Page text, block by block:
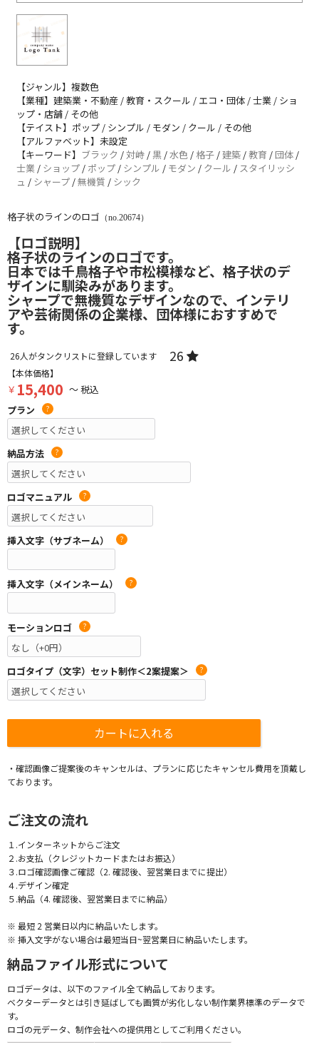
【ジャンル】複数色
【業種】建築業・不動産 / 教育・スクール / エコ・団体 / 士業 / ショ
ップ・店舗 / その他
【テイスト】ポップ / シンプル / モダン / クール / その他
【アルファベット】未設定
【キーワード】 ブラック /対峙 /黒 /水色 / 格子 /建築 / 教育 /団体 /
士業 / ショップ / ポップ / シンプル / モダン / クール / スタイリッシ
ュ / シャープ /無機質 / シック
格子状のラインのロゴ （no.20674）
【ロゴ説明】
格子状のラインのロゴです。
日本では千鳥格子や市松模様など、格子状のデ
ザインに馴染みがあります。
シャープで無機質なデザインなので、インテリ
アや芸術関係の企業様、団体様におすすめで
す。
26人がタンクリストに登録しています 26
【本体価格】
￥ 15,400 ～ 税込
プラン
?
納品方法 ?
ロゴマニュアル ?
挿入文字（サブネーム） ?
挿入文字（メインネーム） ?
モーションロゴ ?
ロゴタイプ（文字）セット制作＜2案提案＞ ?
・確認画像ご提案後のキャンセルは、プランに応じたキャンセル費用を頂戴し
ております。
ご注文の流れ
１.インターネットからご注文
２.お支払（クレジットカードまたはお振込）
３.ロゴ確認画像ご確認（2. 確認後、翌営業日までに提出）
４.デザイン確定
５.納品（4. 確認後、翌営業日までに納品）
※ 最短 2 営業日以内に納品いたします。
※ 挿入文字がない場合は最短当日~翌営業日に納品いたします。
納品ファイル形式について
ロゴデータは、以下のファイル全て納品しております。
ベクターデータとは引き延ばしても画質が劣化しない制作業界標準のデータで
す。
ロゴの元データ、制作会社への提供用としてご利用ください。